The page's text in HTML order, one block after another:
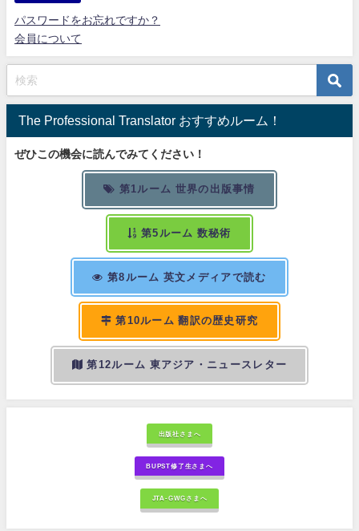
パスワードをお忘れですか？
会員について
The Professional Translator おすすめルーム！
ぜひこの機会に読んでみてください！
第1ルーム 世界の出版事情
第5ルーム 数秘術
第8ルーム 英文メディアで読む
第10ルーム 翻訳の歴史研究
第12ルーム 東アジア・ニュースレター
出版社さまへ
BUPST修了生さまへ
JTA-GWGさまへ